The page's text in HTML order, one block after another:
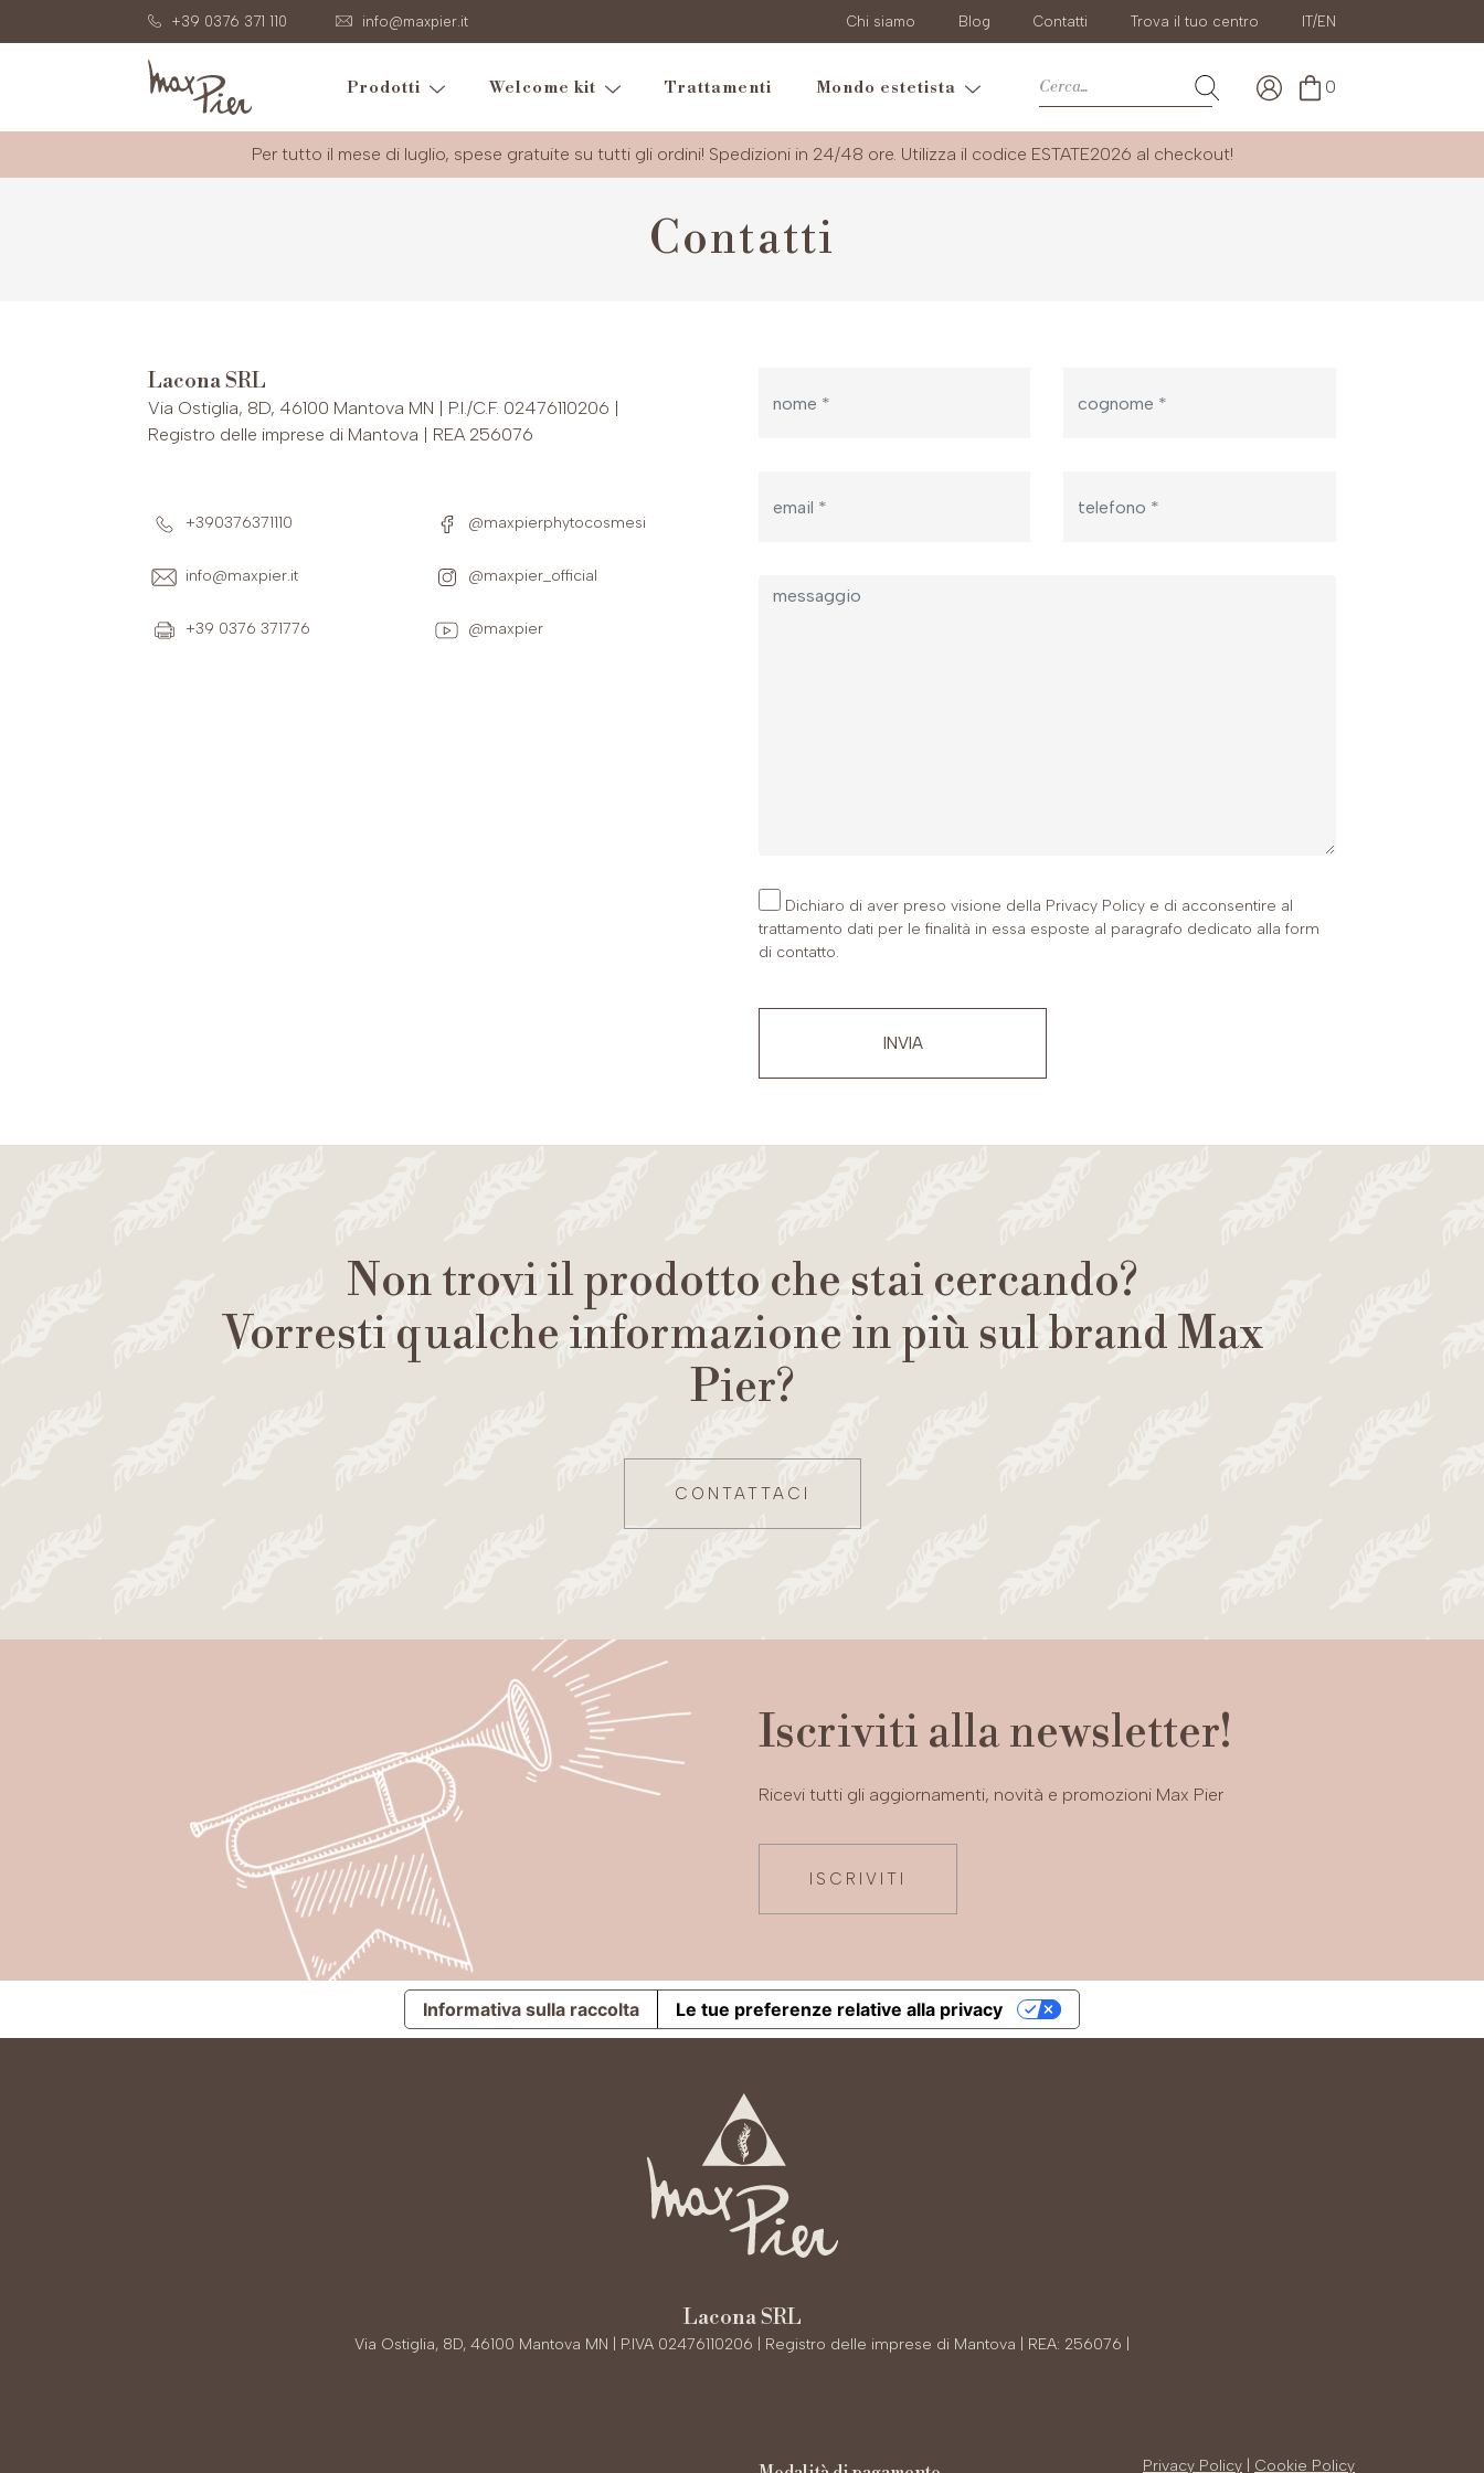
+39 0376 371 110 info@maxpier.it Chi siamo Blog Contatti Trova il tuo centro IT/EN
Prodotti Welcome kit Trattamenti Mondo estetista 0
Per tutto il mese di luglio, spese gratuite su tutti gli ordini! Spedizioni in 24/48 ore. Utilizza il codice ESTATE2026 al checkout!
Contatti
Lacona SRL
Via Ostiglia, 8D, 46100 Mantova MN | P.I./C.F. 02476110206 |
Registro delle imprese di Mantova | REA 256076
+390376371110
info@maxpier.it
+39 0376 371776
@maxpierphytocosmesi
@maxpier_official
@maxpier
Dichiaro di aver preso visione della Privacy Policy e di acconsentire al
trattamento dati per le finalità in essa esposte al paragrafo dedicato alla form
di contatto.
INVIA
Non trovi il prodotto che stai cercando?
Vorresti qualche informazione in più sul brand Max
Pier?
CONTATTACI
Iscriviti alla newsletter!
Ricevi tutti gli aggiornamenti, novità e promozioni Max Pier
ISCRIVITI
Informativa sulla raccolta Le tue preferenze relative alla privacy
Lacona SRL
Via Ostiglia, 8D, 46100 Mantova MN | P.IVA 02476110206 | Registro delle imprese di Mantova | REA: 256076 |
Privacy Policy Cookie Policy